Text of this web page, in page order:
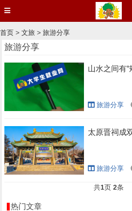
首页 > 文旅 > 旅游分享
旅游分享
山水之间有“
旅游分享
太原晋祠成
旅游分享
共1页 2条
热门文章